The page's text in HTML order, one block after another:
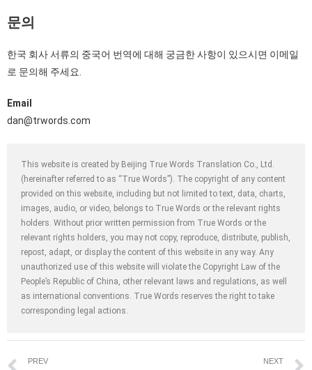
문의
한국 회사 서류의 중국어 번역에 대해 궁금한 사항이 있으시면 이메일
로 문의해 주세요.
Email
dan@trwords.com
This website is created by Beijing True Words Translation Co., Ltd.
(hereinafter referred to as “True Words”). The copyright of any content
provided on this website, including but not limited to text, data, charts,
images, audio, or video, belongs to True Words or the relevant rights
holders. Without prior written permission from True Words or the
relevant rights holders, you may not copy, reproduce, distribute, publish,
repost, adapt, or display the content of this website in any way. Any
unauthorized use of this website will violate the Copyright Law of the
People’s Republic of China, other relevant laws and regulations, as well
as international conventions. True Words reserves the right to take
corresponding legal actions.
PREV NEXT